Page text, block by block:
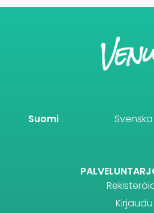
Suomi Svenska
Kirjaudu